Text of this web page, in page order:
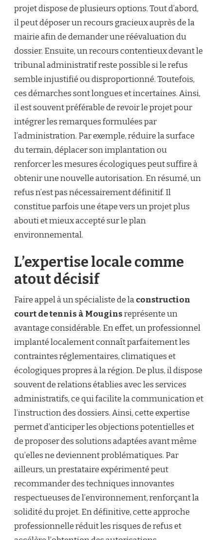
projet dispose de plusieurs options. Tout d’abord,
il peut déposer un recours gracieux auprès de la
mairie afin de demander une réévaluation du
dossier. Ensuite, un recours contentieux devant le
tribunal administratif reste possible si le refus
semble injustifié ou disproportionné. Toutefois,
ces démarches sont longues et incertaines. Ainsi,
il est souvent préférable de revoir le projet pour
intégrer les remarques formulées par
l’administration. Par exemple, réduire la surface
du terrain, déplacer son implantation ou
renforcer les mesures écologiques peut suffire à
obtenir une nouvelle autorisation. En résumé, un
refus n’est pas nécessairement définitif. Il
constitue parfois une étape vers un projet plus
abouti et mieux accepté sur le plan
environnemental.
L’expertise locale comme
atout décisif
Faire appel à un spécialiste de laconstruction
court de tennis à Mouginsreprésente un
avantage considérable. En effet, un professionnel
implanté localement connaît parfaitement les
contraintes réglementaires, climatiques et
écologiques propres à la région. De plus, il dispose
souvent de relations établies avec les services
administratifs, ce qui facilite la communication et
l’instruction des dossiers. Ainsi, cette expertise
permet d’anticiper les objections potentielles et
de proposer des solutions adaptées avant même
qu’elles ne deviennent problématiques. Par
ailleurs, un prestataire expérimenté peut
recommander des techniques innovantes
respectueuses de l’environnement, renforçant la
solidité du projet. En définitive, cette approche
professionnelle réduit les risques de refus et